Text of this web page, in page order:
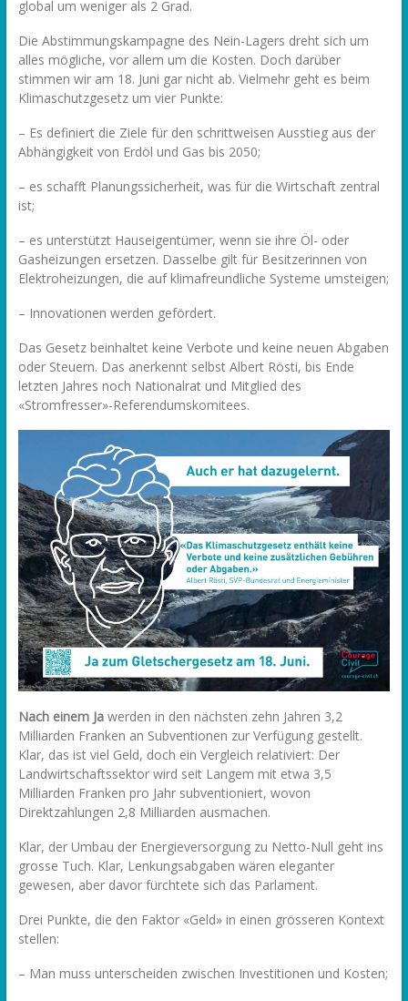
global um weniger als 2 Grad.
Die Abstimmungskampagne des Nein-Lagers dreht sich um
alles mögliche, vor allem um die Kosten. Doch darüber
stimmen wir am 18. Juni gar nicht ab. Vielmehr geht es beim
Klimaschutzgesetz um vier Punkte:
– Es definiert die Ziele für den schrittweisen Ausstieg aus der
Abhängigkeit von Erdöl und Gas bis 2050;
– es schafft Planungssicherheit, was für die Wirtschaft zentral
ist;
– es unterstützt Hauseigentümer, wenn sie ihre Öl- oder
Gasheizungen ersetzen. Dasselbe gilt für Besitzerinnen von
Elektroheizungen, die auf klimafreundliche Systeme umsteigen;
– Innovationen werden gefördert.
Das Gesetz beinhaltet keine Verbote und keine neuen Abgaben
oder Steuern. Das anerkennt selbst Albert Rösti, bis Ende
letzten Jahres noch Nationalrat und Mitglied des
«Stromfresser»-Referendumskomitees.
Nach einem Jawerden in den nächsten zehn Jahren 3,2
Milliarden Franken an Subventionen zur Verfügung gestellt.
Klar, das ist viel Geld, doch ein Vergleich relativiert: Der
Landwirtschaftssektor wird seit Langem mit etwa 3,5
Milliarden Franken pro Jahr subventioniert, wovon
Direktzahlungen 2,8 Milliarden ausmachen.
Klar, der Umbau der Energieversorgung zu Netto-Null geht ins
grosse Tuch. Klar, Lenkungsabgaben wären eleganter
gewesen, aber davor fürchtete sich das Parlament.
Drei Punkte, die den Faktor «Geld» in einen grösseren Kontext
stellen:
– Man muss unterscheiden zwischen Investitionen und Kosten;